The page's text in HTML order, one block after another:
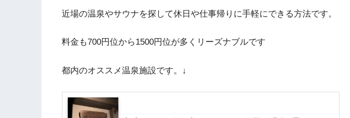
近場の温泉やサウナを探して休日や仕事帰りに手軽にできる方法です。
料金も700円位から1500円位が多くリーズナブルです
都内のオススメ温泉施設です。↓